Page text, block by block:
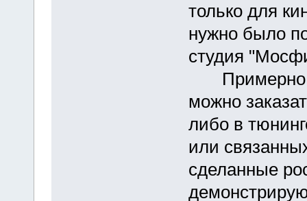
только для
нужно было
студия
Примерно
можно
либо в
или
сделанные